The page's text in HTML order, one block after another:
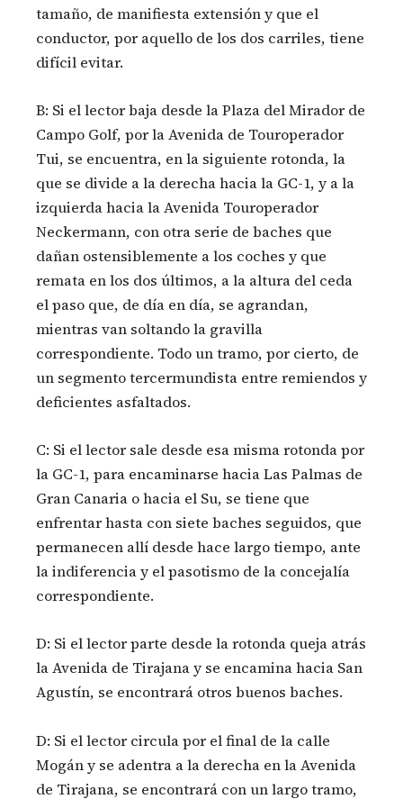
tamaño, de manifiesta extensión y que el
conductor, por aquello de los dos carriles, tiene
difícil evitar.
B: Si el lector baja desde la Plaza del Mirador de
Campo Golf, por la Avenida de Touroperador
Tui, se encuentra, en la siguiente rotonda, la
que se divide a la derecha hacia la GC-1, y a la
izquierda hacia la Avenida Touroperador
Neckermann, con otra serie de baches que
dañan ostensiblemente a los coches y que
remata en los dos últimos, a la altura del ceda
el paso que, de día en día, se agrandan,
mientras van soltando la gravilla
correspondiente. Todo un tramo, por cierto, de
un segmento tercermundista entre remiendos y
deficientes asfaltados.
C: Si el lector sale desde esa misma rotonda por
la GC-1, para encaminarse hacia Las Palmas de
Gran Canaria o hacia el Su, se tiene que
enfrentar hasta con siete baches seguidos, que
permanecen allí desde hace largo tiempo, ante
la indiferencia y el pasotismo de la concejalía
correspondiente.
D: Si el lector parte desde la rotonda queja atrás
la Avenida de Tirajana y se encamina hacia San
Agustín, se encontrará otros buenos baches.
D: Si el lector circula por el final de la calle
Mogán y se adentra a la derecha en la Avenida
de Tirajana, se encontrará con un largo tramo,